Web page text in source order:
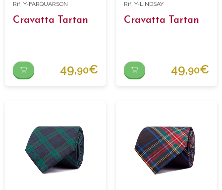
Rif: Y-FARQUARSON
Cravatta Tartan
49,90€
Rif: Y-LINDSAY
Cravatta Tartan
49,90€